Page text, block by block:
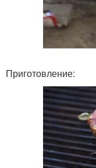
Приготовление: